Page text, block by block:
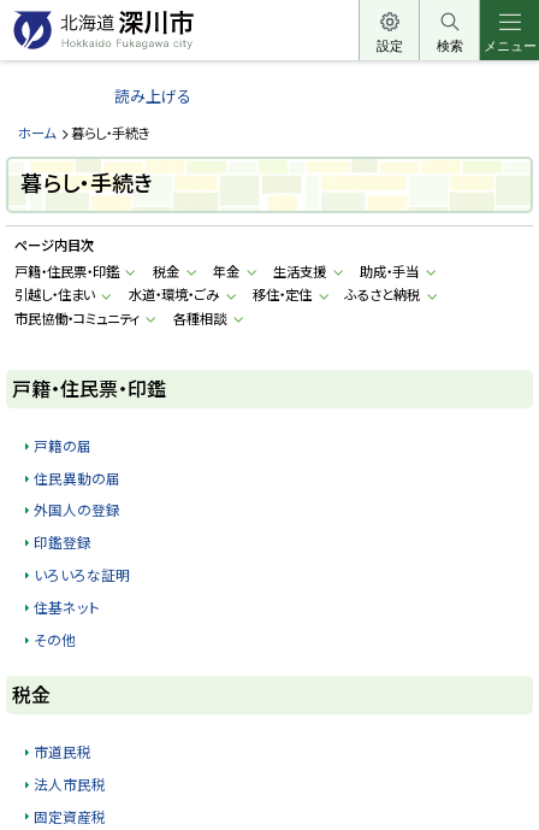
本
文
へ
ュ
へ
北
道
深
川
市
H
o
k
k
a
F
u
k
設定 検索 メニュー
読み上げる
ホーム 暮らし・手続き
暮らし・手続き
ページ内目次
戸籍・住民票・印鑑
税金 年金 生活支援
助成・手当
引越し・住まい
水道・環境・ごみ 移住・定住
ふるさと納税
市民協働・コミュニティ
各種相談
戸籍・住民票・印鑑
戸籍の届
住民異動の届
外国人の登録
印鑑登録
いろいろな証明
住基ネット
その他
ト
ッ
プ
に
税金
市道民税
法人市民税
固定資産税